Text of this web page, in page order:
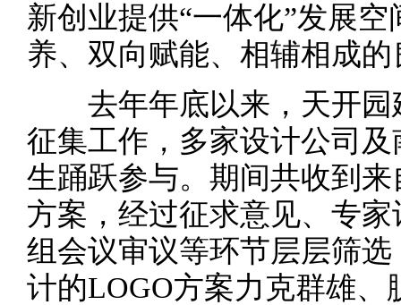
新创业提供“一体化”发展
养、双向赋能、相辅相成
去年年底以来，天开园
征集工作，多家设计公司
生踊跃参与。期间共收到
方案，经过征求意见、专
组会议审议等环节层层筛
计的LOGO方案力克群雄、